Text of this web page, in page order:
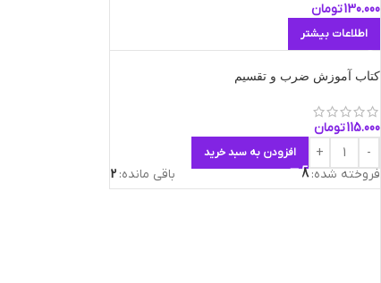
130.000تومان
اطلاعات بیشتر
کتاب آموزش ضرب و تقسیم
115.000تومان
افزودن به سبد خرید
فروخته شده:8 باقی مانده: 2